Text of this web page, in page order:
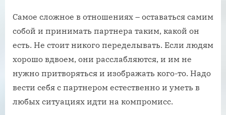
Самое сложное в отношениях – оставаться самим
собой и принимать партнера таким, какой он
есть. Не стоит никого переделывать. Если людям
хорошо вдвоем, они расслабляются, и им не
нужно притворяться и изображать кого-то. Надо
вести себя с партнером естественно и уметь в
любых ситуациях идти на компромисс.